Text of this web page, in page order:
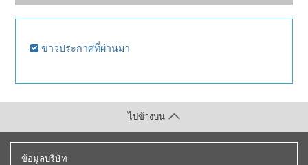
ข่าวประกาศที่ผ่านมา
ข้อมูลบริษัท
ไปข้างบน